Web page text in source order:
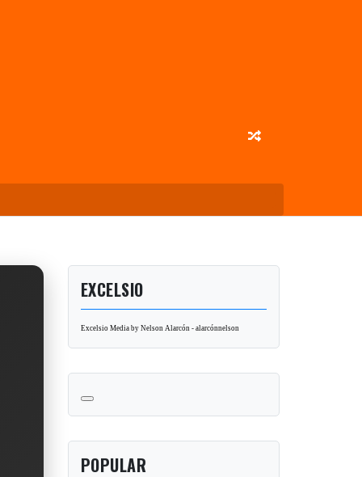
EXCELSIO
Excelsio Media by Nelson Alarcón - alarcónnelson
POPULAR